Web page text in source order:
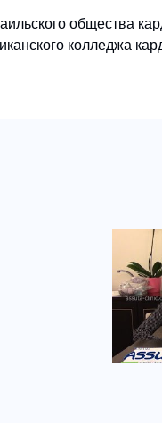
общества
колледжа